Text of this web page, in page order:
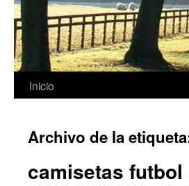
Saltar
contenido
Inicio
Archivo de la
camisetas